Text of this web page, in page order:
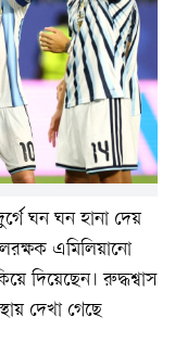
ঘন ঘন হানা দেয়
এমিলিয়ানো
দিয়েছেন। রুদ্ধশ্বাস
দেখা গেছে